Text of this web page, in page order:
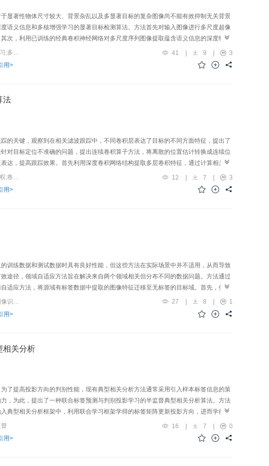
显著性物体尺寸较大、背景杂乱以及多显著目标的复杂图像尚不能有效抑制无关背景
语义信息和多核增强学习的显著目标检测算法。方法首先对输入图像进行多尺度超像
次，利用已训练的经典卷积神经网络对多尺度序列图像提取蕴含语义信息的深度特
本集合，采用多核增强学习方法得到强显著性检测模型。然后，将该强显著性检测模
多尺度的检测结果得到区域级的强显著性图。最后，根据像素间的位置和颜色信息对
性。结果在常用的MSRA5K、ECSSD和SOD数据集上与9种主流且相关的算法就准
3个数据集上的平均F-measure值、加权F-measure值、OR值和平均误差（MAE）
基于手工特征的显著性检测算法，本文算法利用图像蕴含的语义信息并结合多个单
关键词：显著目标检测;显著性检测;深度特征;多核增强学习;多尺度检测 41 9
3
用>
法
的关键，观察到在相关滤波跟踪中，不同卷积层表达了目标的不同方面特征，提出了
对目标定位不准确的问题，提出连续卷积算子方法，将离散的位置估计转换成连续位
达，提高跟踪效果。首先利用深度卷积网络结构提取多层卷积特征，通过计算相关卷
，凸显优势特征，然后使用从不同层训练得到的相关滤波器与提取得到的特征进行相
是目标所在的位置和尺度。结果与目前较流行的3种目标跟踪算法在目标跟踪基准数
均跟踪成功率达到85.4%。结论本文算法在光照变化、尺度变化、背景杂波、目标
关键词：目标跟踪;相关滤波跟踪;连续卷积算子;自适应加权;卷积特征;响应图 12 | 7 |
3
用>
训练数据和测试数据时具有良好性能，但这些方法在实际场景中并不适用，从而导致
途径，领域自适应方法旨在解决来自两个领域相关但分布不同的数据问题。方法通过
适应方法，将源域有标签数据中提取的图像特征迁移至无标签的目标域。首先，使用
标签的目标域。通过定义卷积神经网络的注意力，使用关注信息来提高图像识别精
赋予网络自动调整每个领域对齐层特征对齐的能力。最后，通过跨域偏差来描述特定
域适应性程度。结果该方法在数据集Office-31上平均识别准确率为77.6%，在数据集
27 8
1
用>
相关分析
了提高投影方向的判别性能，现有典型相关分析方法通常采用引入样本标签信息的策
，为此，提出了一种联合标签预测与判别投影学习的半监督典型相关分析算法。方法
典型相关分析框架中，利用联合学习框架学得的标签矩阵更新投影方向，进而学得的
过程相互依赖、交替更新，预测标签不断地接近其真实标签，有利于学得最优的投影
ORL这4个人脸数据集上分别进行实验。特征维度为20时，在AR、Extended Yale
和85%识别率。取训练样本中每人2（3，4，5）幅人脸图像为监督样本，提出的
16 | 7 |
0
用>